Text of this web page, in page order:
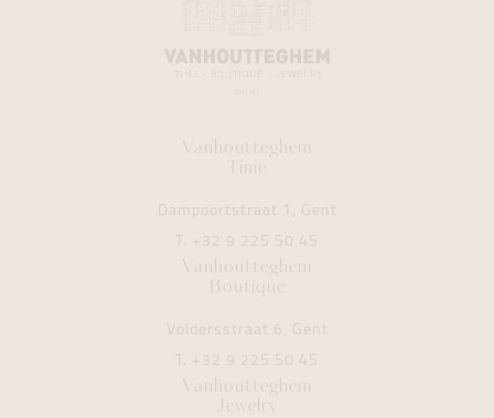
Vanhoutteghem
Time
Dampoortstraat 1, Gent
T. +32 9 225 50 45
Vanhoutteghem
Boutique
Voldersstraat 6, Gent
T. +32 9 225 50 45
Vanhoutteghem
Jewelry